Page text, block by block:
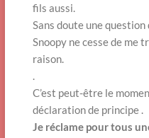
fils aussi.
Sans doute une
Snoopy ne cesse de me
raison.
.
C’est peut-être le
déclaration de principe .
Je réclame pour tous